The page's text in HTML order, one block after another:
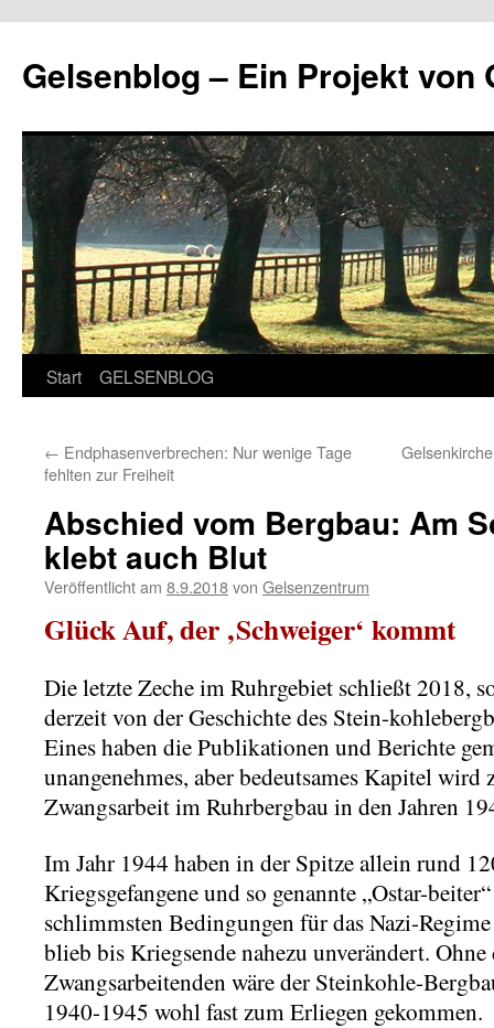
springen
Gelsenblog – Ein Projekt von
Start GELSENBLOG
← Endphasenverbrechen: Nur wenige Tage
fehlten zur Freiheit
Abschied vom Bergbau: Am
klebt auch Blut
Veröffentlicht am 8.9.2018von Gelsenzentrum
Glück Auf, der ‚Schweiger‘ kommt
Die letzte Zeche im Ruhrgebiet schließt 2018,
derzeit von der Geschichte des Stein-
Eines haben die Publikationen und Berichte
unangenehmes, aber bedeutsames Kapitel wird
Zwangsarbeit im Ruhrbergbau in den Jahren
Im Jahr 1944 haben in der Spitze allein rund
Kriegsgefangene und so genannte „Ostar-
schlimmsten Bedingungen für das Nazi-
blieb bis Kriegsende nahezu unverändert. Ohne
Zwangsarbeitenden wäre der Steinkohle-
1940-1945 wohl fast zum Erliegen gekommen.